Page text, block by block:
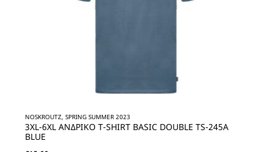
NOSKROUTZ, SPRING SUMMER 2023
3XL-6XL ΑΝΔΡΙΚΟ T-SHIRT BASIC DOUBLE TS-245A
BLUE